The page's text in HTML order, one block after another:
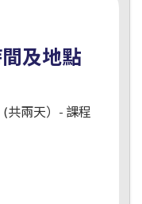
及地點
共兩天）- 課程